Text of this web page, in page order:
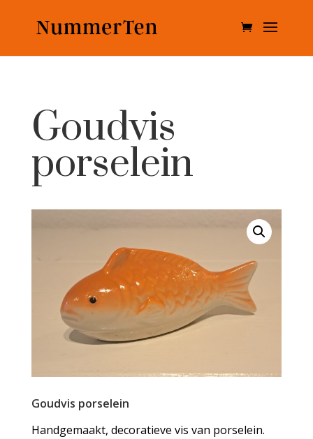
Goudvis
porselein
Goudvis porselein
Handgemaakt, decoratieve vis van porselein.